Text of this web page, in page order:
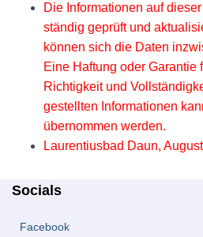
Die Informationen auf
ständig geprüft und
können sich die Daten
Eine Haftung oder Garantie
Richtigkeit und
gestellten Informationen
übernommen werden.
Laurentiusbad Daun,
Socials
Facebook